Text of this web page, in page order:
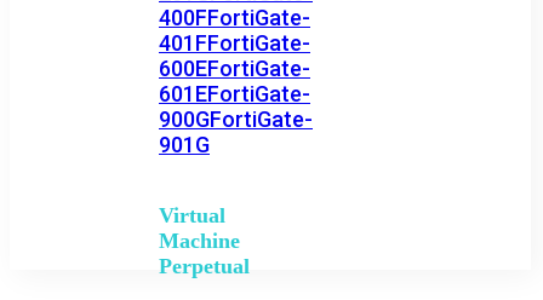
400FFortiGate-
401FFortiGate-
600EFortiGate-
601EFortiGate-
900GFortiGate-
901G
Virtual
Machine
Perpetual